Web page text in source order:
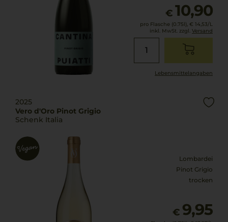
€ 10,90
pro Flasche (0.75l), € 14,53/L
inkl. MwSt. zzgl. Versand
Lebensmittel­angaben
2025
Vero d'Oro Pinot Grigio
Schenk Italia
Lombardei
Pinot Grigio
trocken
€ 9,95